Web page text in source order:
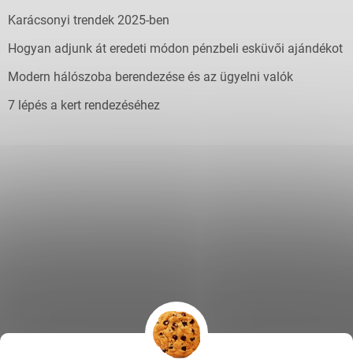
Karácsonyi trendek 2025-ben
Hogyan adjunk át eredeti módon pénzbeli esküvői ajándékot
Modern hálószoba berendezése és az ügyelni valók
7 lépés a kert rendezéséhez